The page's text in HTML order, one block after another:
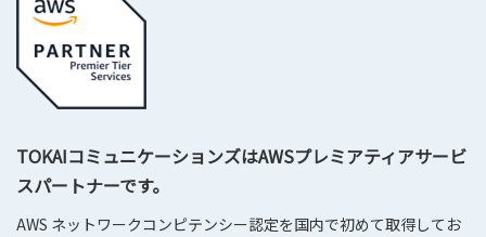
TOKAIコミュニケーションズはAWSプレミアティアサービ
スパートナーです。
AWS ネットワークコンピテンシー認定を国内で初めて取得してお